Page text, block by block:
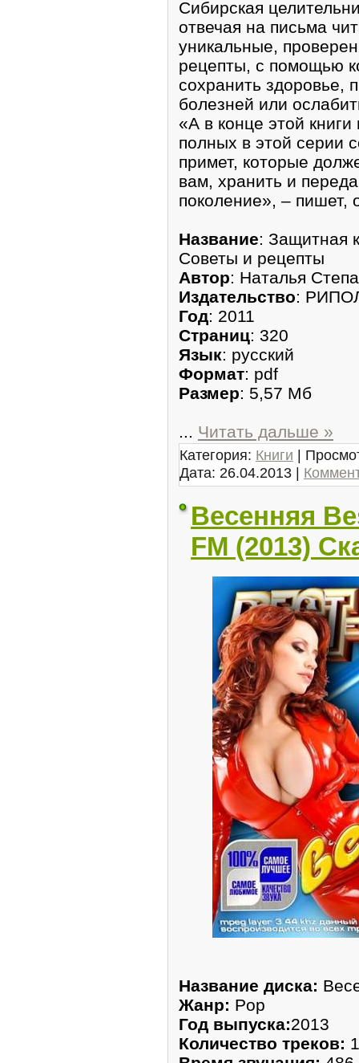
Cибирская
отвечая на письма
уникальные,
рецепты, с помощью
сохранить здоровье,
болезней или
«А в конце этой
полных в этой серии
примет, которые
вам, хранить и
поколение», – пишет,
Название: Защитная
Советы и рецепты
Автор: Наталья
Издательство:
Год: 2011
Страниц: 320
Язык: русский
Формат: pdf
Размер: 5,57 Мб
... Читать дальше »
Категория: Книги |
Дата: 26.04.2013 |
Весенняя
FM (2013)
Название диска:
Жанр: Pop
Год выпуска:2013
Количество треков: